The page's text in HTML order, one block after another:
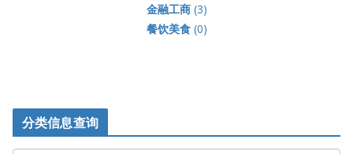
金融工商(3)
餐饮美食(0)
分类信息查询